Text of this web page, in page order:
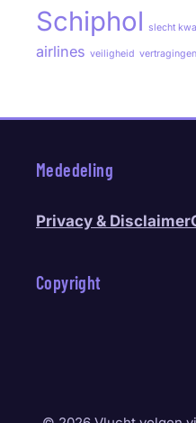
Schiphol slecht
airlines veiligheid vertragingen
Mededeling
Privacy & Disclaimer
Copyright